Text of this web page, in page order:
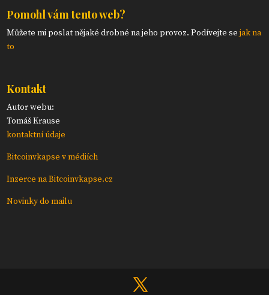
Pomohl vám tento web?
Můžete mi poslat nějaké drobné na jeho provoz. Podívejte sejak na
to
Kontakt
Autor webu:
Tomáš Krause
kontaktní údaje
Bitcoinvkapse v médiích
Inzerce na Bitcoinvkapse.cz
Novinky do mailu